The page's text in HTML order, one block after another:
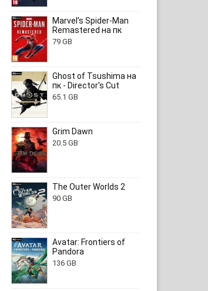
Marvel’s Spider-Man
Remastered на пк
79 GB
Ghost of Tsushima на
пк - Director's Cut
65.1 GB
Grim Dawn
20.5 GB
The Outer Worlds 2
90 GB
Avatar: Frontiers of
Pandora
136 GB